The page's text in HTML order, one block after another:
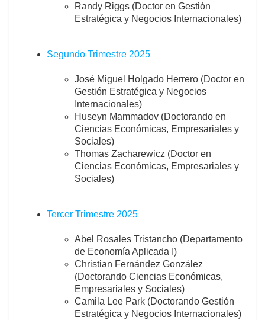
Randy Riggs (Doctor en Gestión
Estratégica y Negocios Internacionales)
Segundo Trimestre 2025
José Miguel Holgado Herrero (Doctor en
Gestión Estratégica y Negocios
Internacionales)
Huseyn Mammadov (Doctorando en
Ciencias Económicas, Empresariales y
Sociales)
Thomas Zacharewicz (Doctor en
Ciencias Económicas, Empresariales y
Sociales)
Tercer Trimestre 2025
Abel Rosales Tristancho (Departamento
de Economía Aplicada I)
Christian Fernández González
(Doctorando Ciencias Económicas,
Empresariales y Sociales)
Camila Lee Park (Doctorando Gestión
Estratégica y Negocios Internacionales)